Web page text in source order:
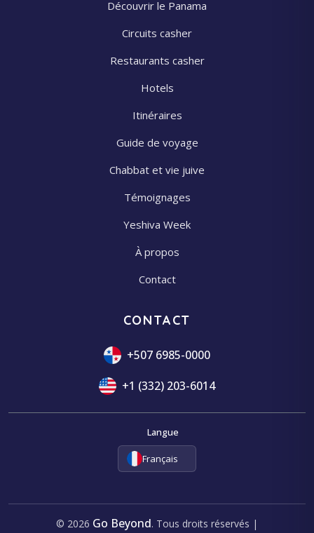
Découvrir le Panama
Circuits casher
Restaurants casher
Hotels
Itinéraires
Guide de voyage
Chabbat et vie juive
Témoignages
Yeshiva Week
À propos
Contact
CONTACT
+507 6985-0000
+1 (332) 203-6014
Langue
Français
© 2026 Go Beyond. Tous droits réservés |